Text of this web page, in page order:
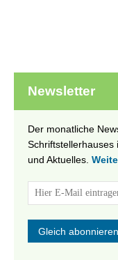
Newsletter
Der monatliche
Schriftstellerhauses
und Aktuelles.